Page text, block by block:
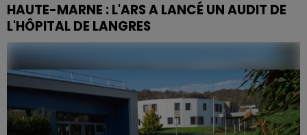
HAUTE-MARNE : L'ARS A LANCÉ UN AUDIT DE
L'HÔPITAL DE LANGRES
La Haute-Marne fait partie des départements dont la
densité médicale est la pire de France. L'hôpital de
Langres souffre d'un manque de place et de
personnel.